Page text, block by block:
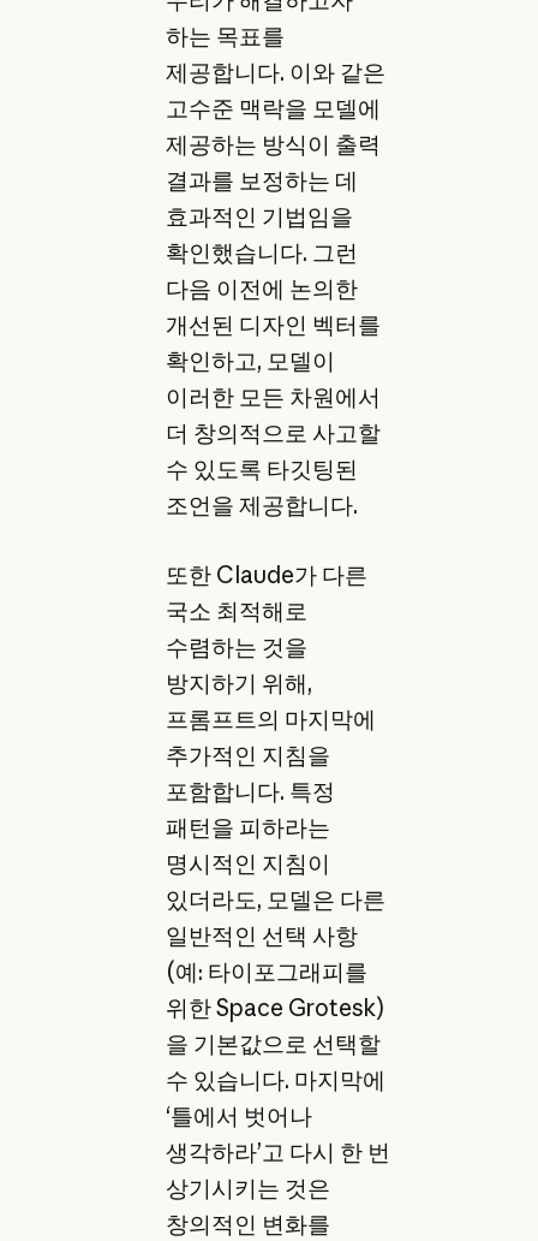
하는 목표를
제공합니다. 이와 같은
고수준 맥락을 모델에
제공하는 방식이 출력
결과를 보정하는 데
효과적인 기법임을
확인했습니다. 그런
다음 이전에 논의한
개선된 디자인 벡터를
확인하고, 모델이
이러한 모든 차원에서
더 창의적으로 사고할
수 있도록 타깃팅된
조언을 제공합니다.
또한 Claude가 다른
국소 최적해로
수렴하는 것을
방지하기 위해,
프롬프트의 마지막에
추가적인 지침을
포함합니다. 특정
패턴을 피하라는
명시적인 지침이
있더라도, 모델은 다른
일반적인 선택 사항
(예: 타이포그래피를
위한 Space Grotesk)
을 기본값으로 선택할
수 있습니다. 마지막에
‘틀에서 벗어나
생각하라’고 다시 한 번
상기시키는 것은
창의적인 변화를